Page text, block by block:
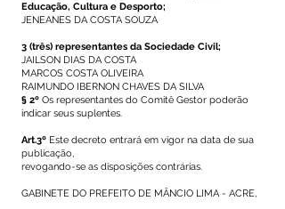
Educação, Cultura e Desporto;
JENEANES DA COSTA SOUZA
3 (três) representantes da Sociedade Civil;
JAILSON DIAS DA COSTA
MARCOS COSTA OLIVEIRA
RAIMUNDO IBERNON CHAVES DA SILVA
§ 2º Os representantes do Comitê Gestor poderão
indicar seus suplentes.
Art.3º Este decreto entrará em vigor na data de sua
publicação,
revogando-se as disposições contrárias.
GABINETE DO PREFEITO DE MÂNCIO LIMA - ACRE,